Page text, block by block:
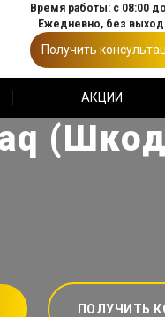
Время работы: с 08:00
Ежедневно, без
Получить
АКЦИИ
ПОЛУЧИТЬ